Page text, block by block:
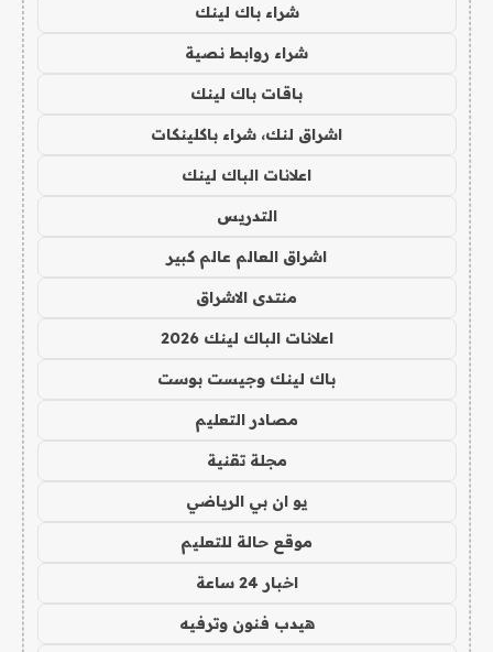
شراء باك لينك
شراء روابط نصية
باقات باك لينك
اشراق لنك، شراء باكلينكات
اعلانات الباك لينك
التدريس
اشراق العالم عالم كبير
منتدى الاشراق
اعلانات الباك لينك 2026
باك لينك وجيست بوست
مصادر التعليم
مجلة تقنية
يو ان بي الرياضي
موقع حالة للتعليم
اخبار 24 ساعة
هيدب فنون وترفيه